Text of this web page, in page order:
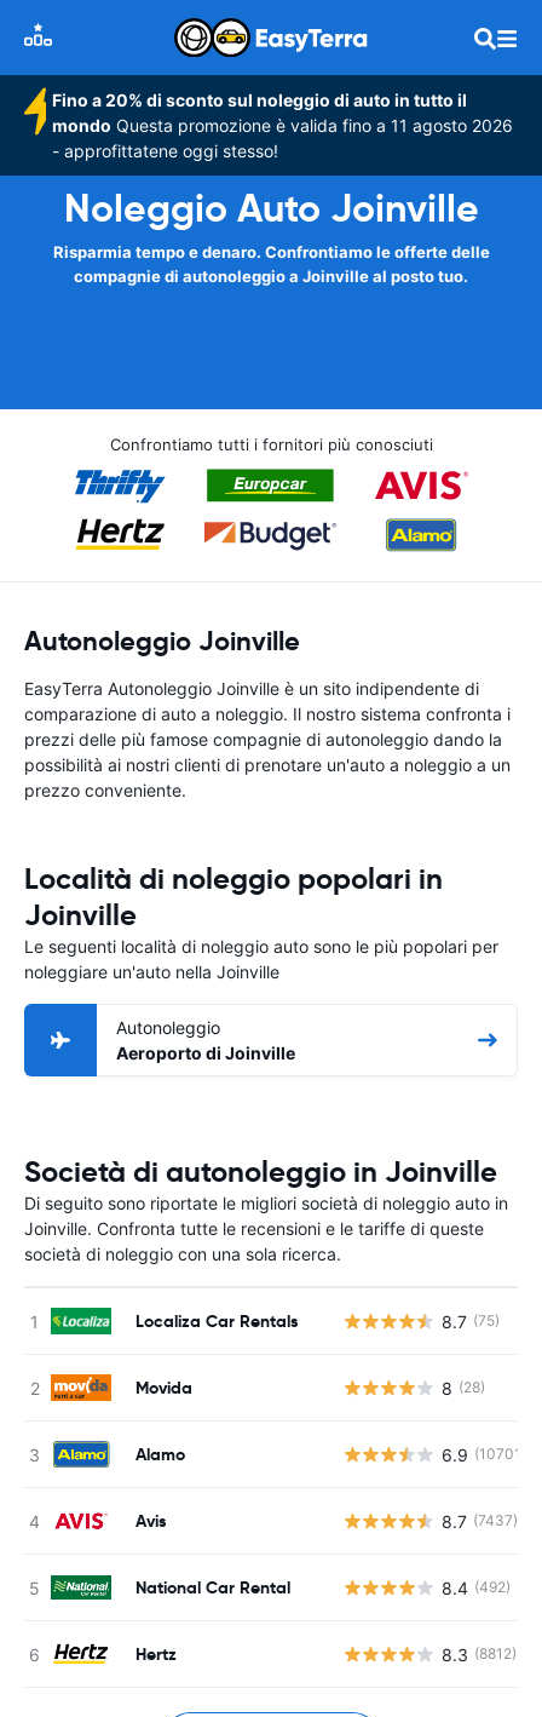
Fino a 20% di sconto sul noleggio di auto in tutto il
mondo Questa promozione è valida fino a 11 agosto 2026
- approfittatene oggi stesso!
Noleggio Auto Joinville
Risparmia tempo e denaro. Confrontiamo le offerte delle
compagnie di autonoleggio a Joinville al posto tuo.
Confrontiamo tutti i fornitori più conosciuti
Autonoleggio Joinville
EasyTerra Autonoleggio Joinville è un sito indipendente di
comparazione di auto a noleggio. Il nostro sistema confronta i
prezzi delle più famose compagnie di autonoleggio dando la
possibilità ai nostri clienti di prenotare un'auto a noleggio a un
prezzo conveniente.
Località di noleggio popolari in
Joinville
Le seguenti località di noleggio auto sono le più popolari per
noleggiare un'auto nella Joinville
Autonoleggio
Aeroporto di Joinville
Società di autonoleggio in Joinville
Di seguito sono riportate le migliori società di noleggio auto in
Joinville. Confronta tutte le recensioni e le tariffe di queste
società di noleggio con una sola ricerca.
Localiza Car Rentals 8.7 (75)
Movida 8 (28)
Alamo 6.9 (10701)
Avis 8.7 (7437)
National Car Rental 8.4 (492)
Hertz 8.3 (8812)